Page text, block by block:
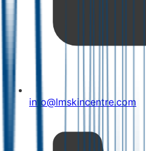
info@lmskincentre.com